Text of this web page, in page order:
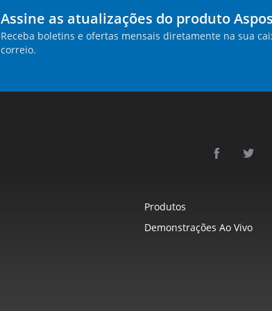
Assine as atualizações do produto
Receba boletins e ofertas mensais diretamente na sua
correio.
Produtos
Demonstrações Ao Vivo